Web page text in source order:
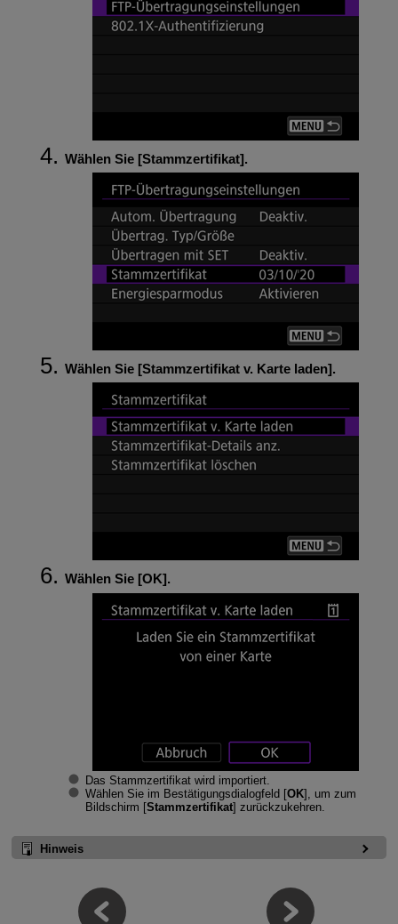
Wählen Sie [Stammzertifikat].
Wählen Sie [Stammzertifikat v. Karte laden].
Wählen Sie [OK].
Das Stammzertifikat wird importiert.
Wählen Sie im Bestätigungsdialogfeld [OK], um zum
Bildschirm [Stammzertifikat] zurückzukehren.
Hinweis